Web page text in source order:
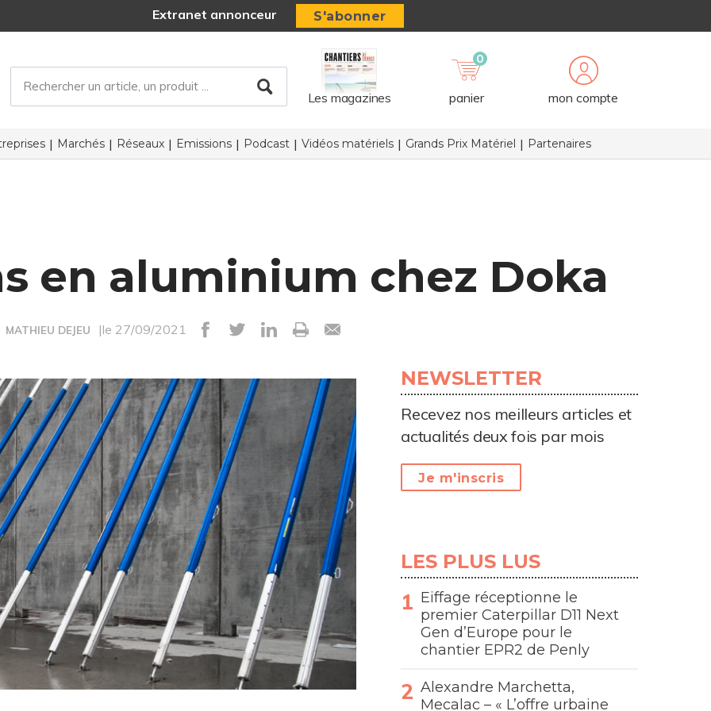
Extranet annonceur S'abonner
Les magazines
0
panier mon compte
Marchés Réseaux Emissions Podcast Vidéos matériels Grands Prix Matériel Partenaires
en aluminium chez Doka
MATHIEU DEJEU |le 27/09/2021
NEWSLETTER
Recevez nos meilleurs articles et
actualités deux fois par mois
Je m'inscris
LES PLUS LUS
Eiffage réceptionne le
premier Caterpillar D11 Next
Gen d’Europe pour le
chantier EPR2 de Penly
Alexandre Marchetta,
Mecalac – « L’offre urbaine